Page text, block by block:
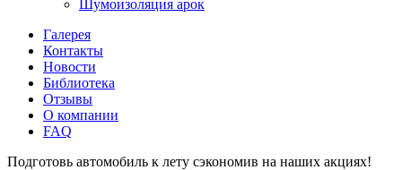
Шумоизоляция арок
Галерея
Контакты
Новости
Библиотека
Отзывы
О компании
FAQ
Подготовь автомобиль к лету сэкономив на наших акциях!